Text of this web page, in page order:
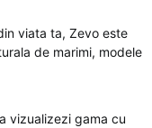
viata ta, Zevo este
de marimi, modele
vizualizezi gama cu